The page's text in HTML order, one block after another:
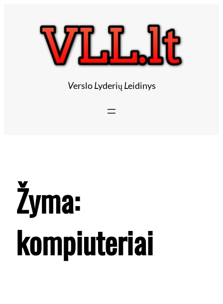
VersloLyderių Leidinys
Žyma:
kompiuteriai